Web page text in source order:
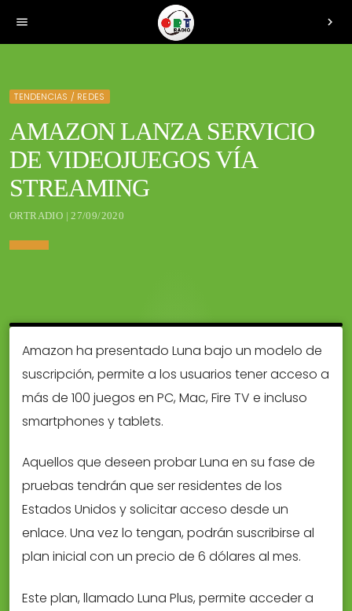
menu chevron_right
TENDENCIAS / REDES
AMAZON LANZA SERVICIO
DE VIDEOJUEGOS VÍA
STREAMING
ORTRADIO | 27/09/2020
Amazon ha presentado Luna bajo un modelo de
suscripción, permite a los usuarios tener acceso a
más de 100 juegos en PC, Mac, Fire TV e incluso
smartphones y tablets.
Aquellos que deseen probar Luna en su fase de
pruebas tendrán que ser residentes de los
Estados Unidos y solicitar acceso desde un
enlace. Una vez lo tengan, podrán suscribirse al
plan inicial con un precio de 6 dólares al mes.
Este plan, llamado Luna Plus, permite acceder a